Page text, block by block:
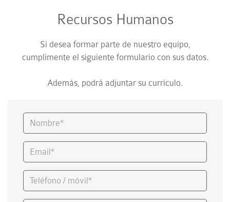
Recursos Humanos
Si desea formar parte de nuestro equipo,
cumplimente el siguiente formulario con sus datos.
Además, podrá adjuntar su currículo.